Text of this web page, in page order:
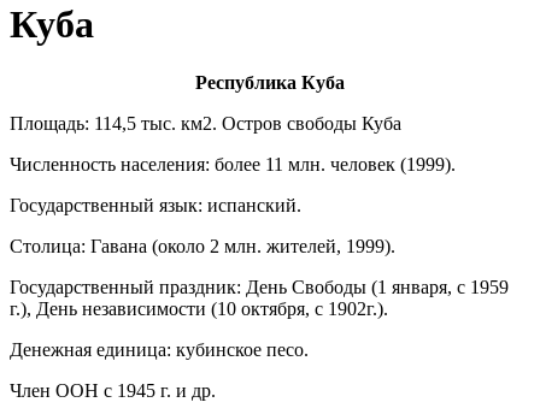
Куба
Республика Куба
Площадь: 114,5 тыс. км2. Остров свободы Куба
Численность населения: более 11 млн. человек (1999).
Государственный язык: испанский.
Столица: Гавана (около 2 млн. жителей, 1999).
Государственный праздник: День Свободы (1 января, с 1959
г.), День независимости (10 октября, с 1902г.).
Денежная единица: кубинское песо.
Член ООН с 1945 г. и др.